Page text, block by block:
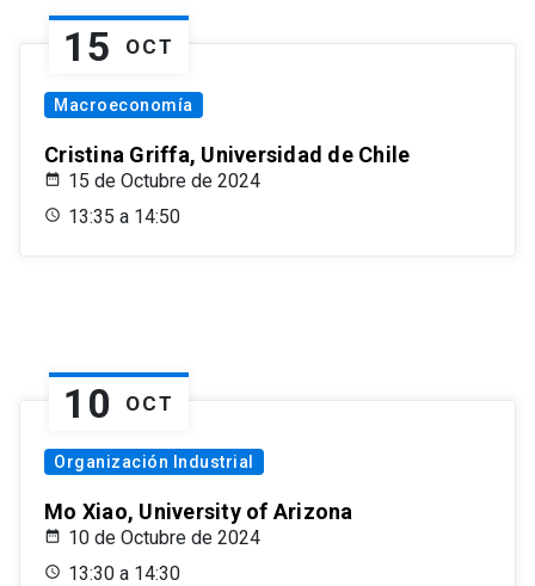
15 OCT
Macroeconomía
Cristina Griffa, Universidad de Chile
15 de Octubre de 2024
13:35 a 14:50
10 OCT
Organización Industrial
Mo Xiao, University of Arizona
10 de Octubre de 2024
13:30 a 14:30